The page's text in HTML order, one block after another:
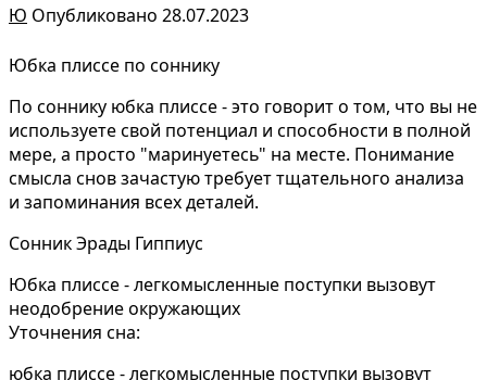
Ю Опубликовано 28.07.2023
Юбка плиссе по соннику
По соннику юбка плиссе - это говорит о том, что вы не
используете свой потенциал и способности в полной
мере, а просто "маринуетесь" на месте. Понимание
смысла снов зачастую требует тщательного анализа
и запоминания всех деталей.
Сонник Эрады Гиппиус
Юбка плиссе - легкомысленные поступки вызовут
неодобрение окружающих
Уточнения сна:
юбка плиссе - легкомысленные поступки вызовут